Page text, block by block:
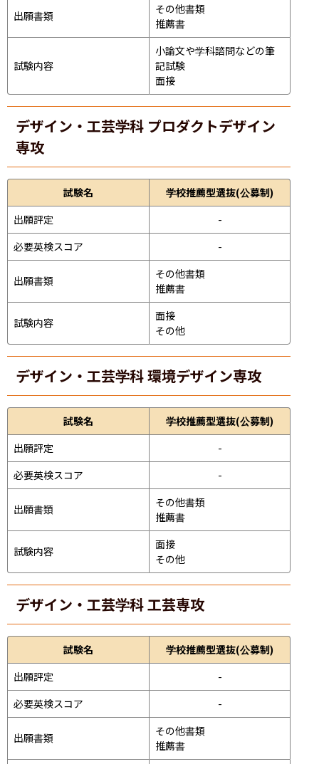
出願書類
その他書類
推薦書
試験内容
小論文や学科諮問などの筆
記試験
面接
デザイン・工芸学科 プロダクトデザイン
専攻
試験名
学校推薦型選抜(公募制)
出願評定
-
必要英検スコア
-
出願書類
その他書類
推薦書
試験内容
面接
その他
デザイン・工芸学科 環境デザイン専攻
試験名
学校推薦型選抜(公募制)
出願評定
-
必要英検スコア
-
出願書類
その他書類
推薦書
試験内容
面接
その他
デザイン・工芸学科 工芸専攻
試験名
学校推薦型選抜(公募制)
出願評定
-
必要英検スコア
-
出願書類
その他書類
推薦書